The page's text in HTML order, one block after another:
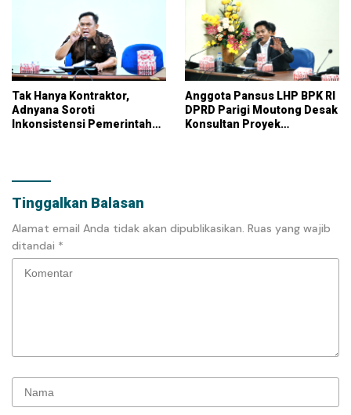
Tak Hanya Kontraktor,
Adnyana Soroti
Inkonsistensi Pemerintah
Anggota Pansus LHP BPK RI
DPRD Parigi Moutong Desak
Konsultan Proyek
Tinggalkan Balasan
Alamat email Anda tidak akan dipublikasikan. Ruas yang wajib
ditandai *